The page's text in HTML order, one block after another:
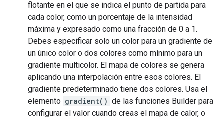
flotante en el que se indica el punto de partida para
cada color, como un porcentaje de la intensidad
máxima y expresado como una fracción de 0 a 1.
Debes especificar solo un color para un gradiente de
un único color o dos colores como mínimo para un
gradiente multicolor. El mapa de colores se genera
aplicando una interpolación entre esos colores. El
gradiente predeterminado tiene dos colores. Usa el
elemento gradient() de las funciones Builder para
configurar el valor cuando creas el mapa de calor, o